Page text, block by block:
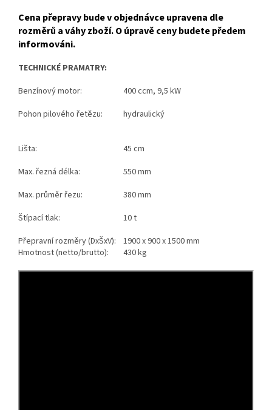
Cena přepravy bude v objednávce upravena dle
rozměrů a váhy zboží. O úpravě ceny budete předem
informováni.
TECHNICKÉ PRAMATRY:
Benzínový motor:
400 ccm, 9,5 kW
Pohon pilového řetězu:
hydraulický
Lišta:
45 cm
Max. řezná délka:
550 mm
Max. průměr řezu:
380 mm
Štípací tlak:
10 t
Přepravní rozměry (DxŠxV):
1900 x 900 x 1500 mm
Hmotnost (netto/brutto):
430 kg